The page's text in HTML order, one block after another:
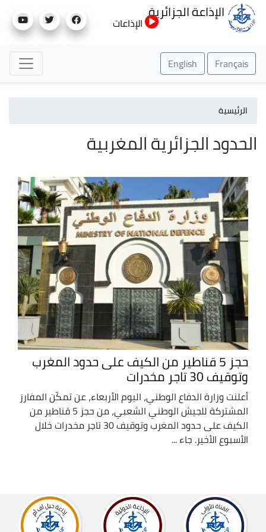
إلى
الإذاعة الجزائرية
الإذاعات
Français
English
الرئيسية
الحدود الجزائرية المغربية
حجز 5 قناطير من الكيف على حدود المغرب
وتوقيف 30 تاجر مخدرات
أعلنت وزارة الدفاع الوطني، اليوم الأربعاء، عن تمكّن المفارز
المشتركة للجيش الوطني الشعبي، من حجز 5 قناطير من
الكيف على حدود المغرب وتوقيف 30 تاجر مخدرات خلال
الأسبوع الأخير. جاء ...